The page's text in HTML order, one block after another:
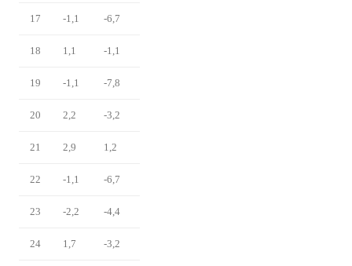
17 -1,1 -6,7
18 1,1 -1,1
19 -1,1 -7,8
20 2,2 -3,2
21 2,9 1,2
22 -1,1 -6,7
23 -2,2 -4,4
24 1,7 -3,2